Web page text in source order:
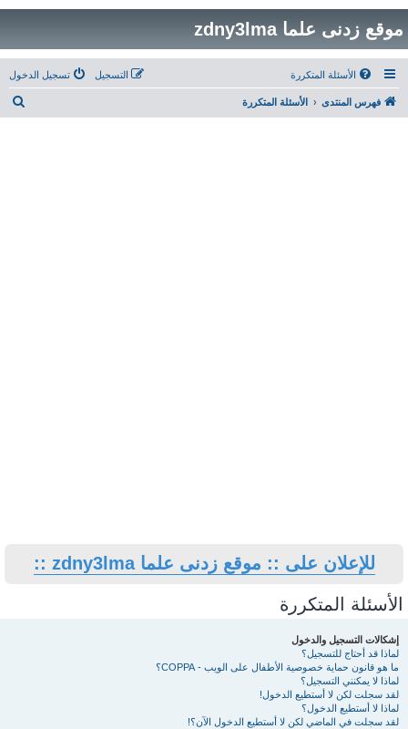
موقع زدنى علما zdny3lma
الأسئلة المتكررة تسجيل الدخول التسجيل
فهرس المنتدى الأسئلة المتكررة
للإعلان على :: موقع زدنى علما zdny3lma ::
الأسئلة المتكررة
إشكالات التسجيل والدخول
لماذا قد أحتاج للتسجيل؟
ما هو قانون حماية خصوصية الأطفال على الويب - COPPA؟
لماذا لا يمكنني التسجيل؟
لقد سجلت لكن لا أستطيع الدخول!
لماذا لا أستطيع الدخول؟
لقد سجلت في الماضي لكن لا أستطيع الدخول الآن؟!